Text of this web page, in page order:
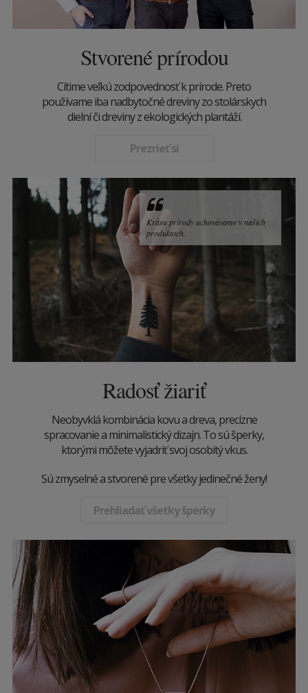
Stvorené prírodou
Cítime veľkú zodpovednosť k prírode. Preto
používame iba nadbytočné dreviny zo stolárskych
dielní či dreviny z ekologických plantáží.
Prezrieť si
Krásu prírody uchovávame v našich
produktoch.
Radosť žiariť
Neobyvklá kombinácia kovu a dreva, precízne
spracovanie a minimalistický dizajn. To sú šperky,
ktorými môžete vyjadriť svoj osobitý vkus.
Sú zmyselné a stvorené pre všetky jedinečné ženy!
Prehliadať všetky šperky